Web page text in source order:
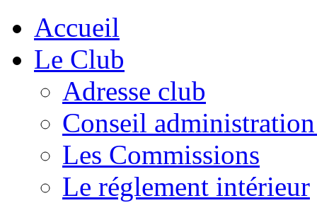
Accueil
Le Club
Adresse club
Conseil
Les Commissions
Le réglement intérieur